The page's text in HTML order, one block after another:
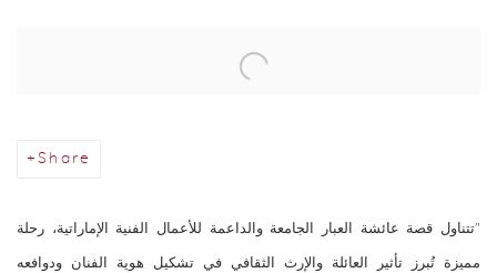
Share
"تتناول قصة عائشة العبار الجامعة والداعمة للأعمال الفنية الإماراتية، رحلة
مميزة تُبرز تأثير العائلة والإرث الثقافي في تشكيل هوية الفنان ودوافعه